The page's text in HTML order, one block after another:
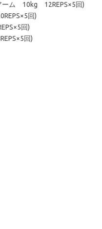
ム 10kg 12REPS×5回)
回)
回)
回)